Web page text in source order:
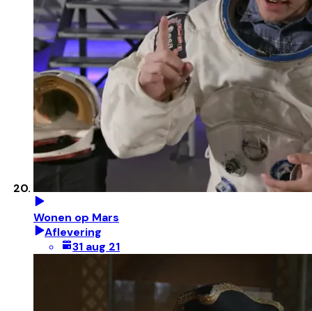
Wonen op Mars
Aflevering
31 aug 21